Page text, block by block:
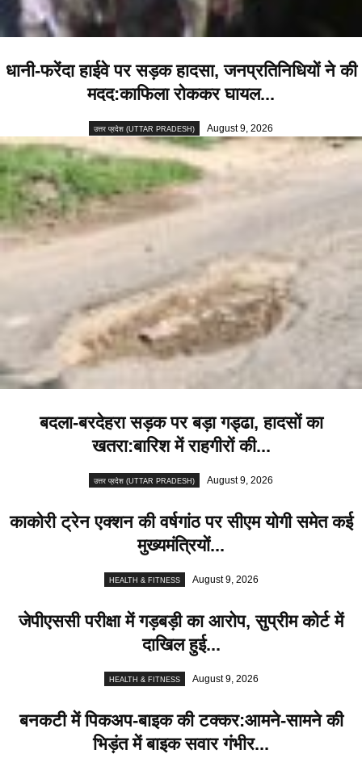
धानी-फरेंदा हाईवे पर सड़क हादसा, जनप्रतिनिधियों ने की
मदद:काफिला रोककर घायल...
उत्तर प्रदेश (UTTAR PRADESH) August 9, 2026
बदला-बरदेहरा सड़क पर बड़ा गड्ढा, हादसों का
खतरा:बारिश में राहगीरों की...
उत्तर प्रदेश (UTTAR PRADESH) August 9, 2026
काकोरी ट्रेन एक्शन की वर्षगांठ पर सीएम योगी समेत कई
मुख्यमंत्रियों...
HEALTH & FITNESS August 9, 2026
जेपीएससी परीक्षा में गड़बड़ी का आरोप, सुप्रीम कोर्ट में
दाखिल हुई...
HEALTH & FITNESS August 9, 2026
बनकटी में पिकअप-बाइक की टक्कर:आमने-सामने की
भिड़ंत में बाइक सवार गंभीर...